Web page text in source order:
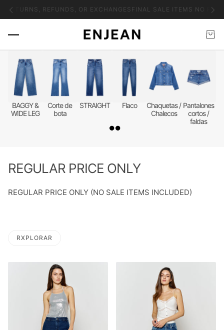
BAGGY &
WIDE LEG
Corte de
bota
STRAIGHT Flaco
Chaquetas /
Chalecos
Pantalones
cortos /
faldas
REGULAR PRICE ONLY
REGULAR PRICE ONLY (NO SALE ITEMS INCLUDED)
RXPLORAR
PAGINACIÓN